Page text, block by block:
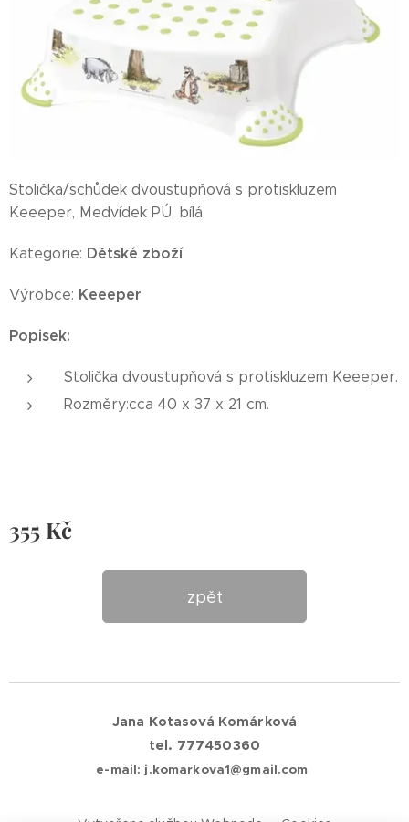
Stolička/schůdek dvoustupňová s protiskluzem
Keeeper, Medvídek PÚ, bílá
Kategorie: Dětské zboží
Výrobce: Keeeper
Popisek:
Stolička dvoustupňová s protiskluzem Keeeper.
Rozměry:cca 40 x 37 x 21 cm.
355 Kč
zpět
Jana Kotasová Komárková
tel. 777450360
e-mail: j.komarkova1@gmail.com